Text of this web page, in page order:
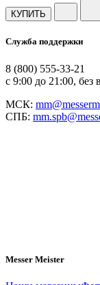
КУПИТЬ
Служба поддержки
8 (800) 555-33-21
с 9:00 до 21:00,
МСК:
СПБ:
Messer Meister